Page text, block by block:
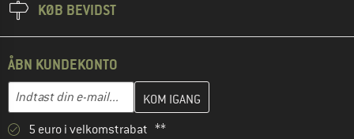
KØB BEVIDST
ÅBN KUNDEKONTO
E-mail-adresse
Indtast din e-mailadresse her, og opret i næste trin din
5 euro i velkomstrabat **